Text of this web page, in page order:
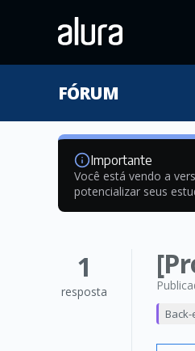
FÓRUM
Importante
Você está vendo a
potencializar seus
1
resposta